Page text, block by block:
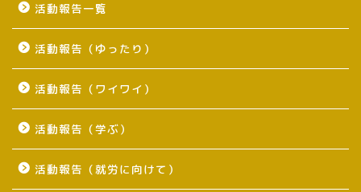
活動報告一覧
活動報告（ゆったり）
活動報告（ワイワイ）
活動報告（学ぶ）
活動報告（就労に向けて）